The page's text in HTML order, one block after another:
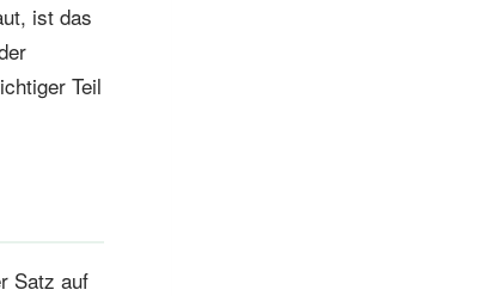
ist das
Teil
Satz auf